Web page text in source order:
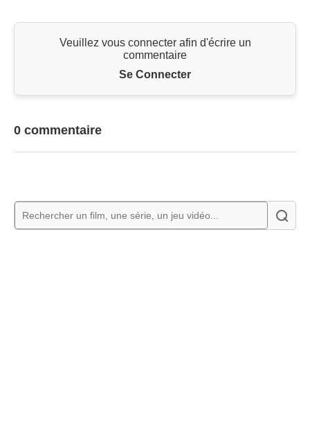
Veuillez vous connecter afin d'écrire un
commentaire
Se Connecter
0 commentaire